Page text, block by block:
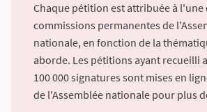
Chaque pétition est attribuée à l'une
commissions permanentes de
nationale, en fonction de la
aborde. Les pétitions ayant recueilli
100 000 signatures sont mises en
de l'Assemblée nationale pour plus